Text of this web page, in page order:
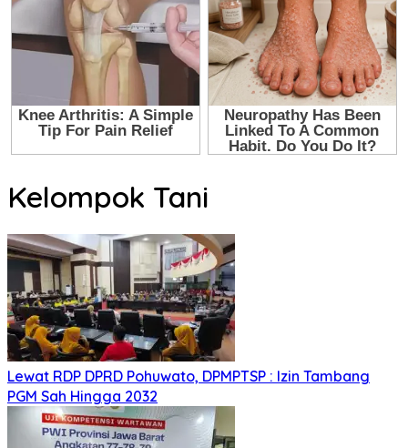
Kelompok Tani
Lewat RDP DPRD Pohuwato, DPMPTSP : Izin Tambang
PGM Sah Hingga 2032